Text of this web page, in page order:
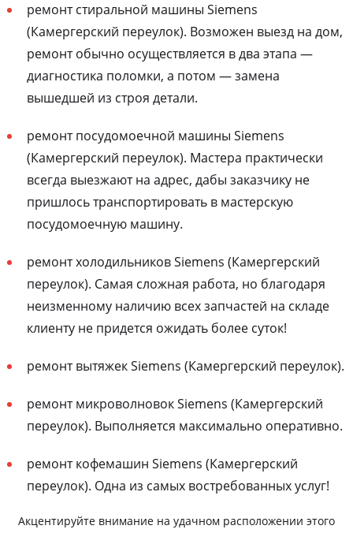
ремонт стиральной машины Siemens
(Камергерский переулок). Возможен выезд на дом,
ремонт обычно осуществляется в два этапа —
диагностика поломки, а потом — замена
вышедшей из строя детали.
ремонт посудомоечной машины Siemens
(Камергерский переулок). Мастера практически
всегда выезжают на адрес, дабы заказчику не
пришлось транспортировать в мастерскую
посудомоечную машину.
ремонт холодильников Siemens (Камергерский
переулок). Самая сложная работа, но благодаря
неизменному наличию всех запчастей на складе
клиенту не придется ожидать более суток!
ремонт вытяжек Siemens (Камергерский переулок).
ремонт микроволновок Siemens (Камергерский
переулок). Выполняется максимально оперативно.
ремонт кофемашин Siemens (Камергерский
переулок). Одна из самых востребованных услуг!
Акцентируйте внимание на удачном расположении этого